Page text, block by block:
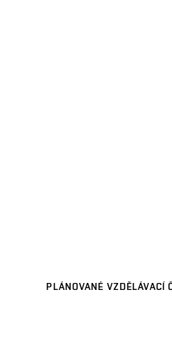
PLÁNOVANÉ VZDĚLÁVACÍ